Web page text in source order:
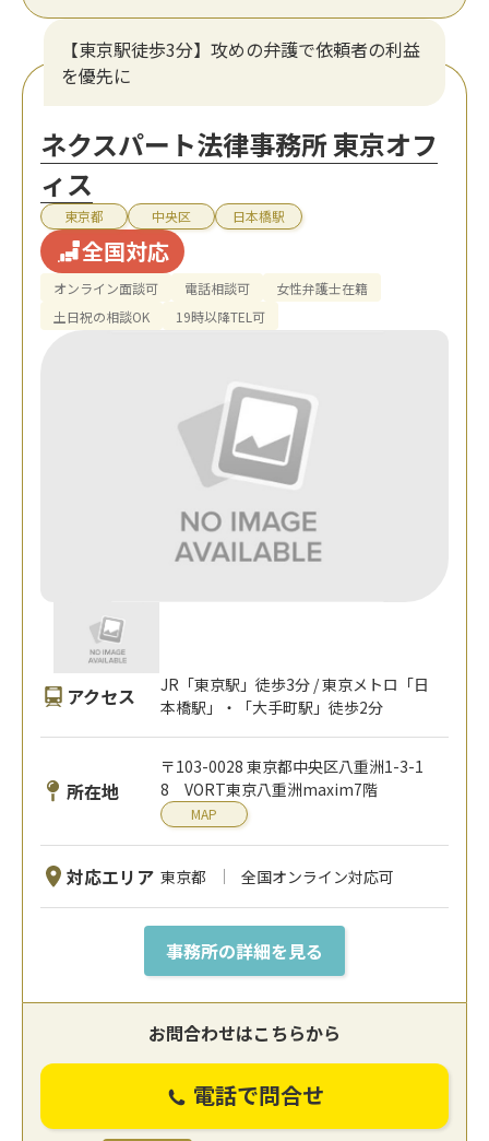
【東京駅徒歩3分】攻めの弁護で依頼者の利益
を優先に
ネクスパート法律事務所 東京オフ
ィス
東京都 中央区 日本橋駅
全国対応
オンライン面談可 電話相談可
女性弁護士在籍
土日祝の相談OK
19時以降TEL可
アクセス
JR「東京駅」徒歩3分 / 東京メトロ「日
本橋駅」・「大手町駅」徒歩2分
所在地
〒103-0028 東京都中央区八重洲1-3-1
8 VORT東京八重洲maxim7階
MAP
対応エリア 東京都 全国オンライン対応可
事務所の詳細を見る
お問合わせはこちらから
電話で問合せ